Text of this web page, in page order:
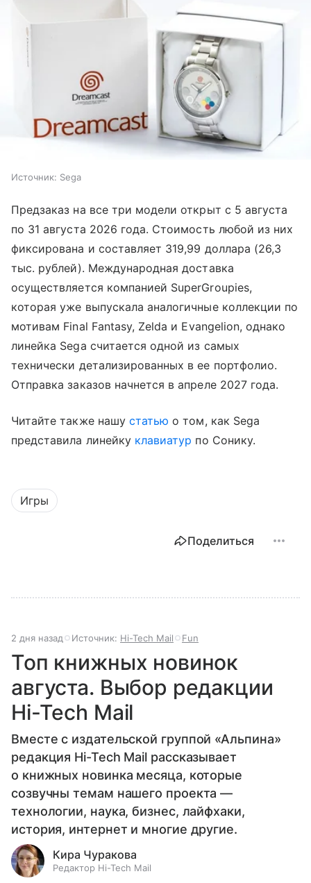
Источник: Sega
Предзаказ на все три модели открыт с 5 августа
по 31 августа 2026 года. Стоимость любой из них
фиксирована и составляет 319,99 доллара (26,3
тыс. рублей). Международная доставка
осуществляется компанией SuperGroupies,
которая уже выпускала аналогичные коллекции по
мотивам Final Fantasy, Zelda и Evangelion, однако
линейка Sega считается одной из самых
технически детализированных в ее портфолио.
Отправка заказов начнется в апреле 2027 года.
Читайте также нашу статью о том, как Sega
представила линейку клавиатур по Сонику.
Игры
Поделиться
2 дня назад Источник: Hi-Tech Mail Fun
Топ книжных новинок
августа. Выбор редакции
Hi-Tech Mail
Вместе с издательской группой «Альпина»
редакция Hi-Tech Mail рассказывает
о книжных новинка месяца, которые
созвучны темам нашего проекта —
технологии, наука, бизнес, лайфхаки,
история, интернет и многие другие.
Кира Чуракова
Редактор Hi-Tech Mail